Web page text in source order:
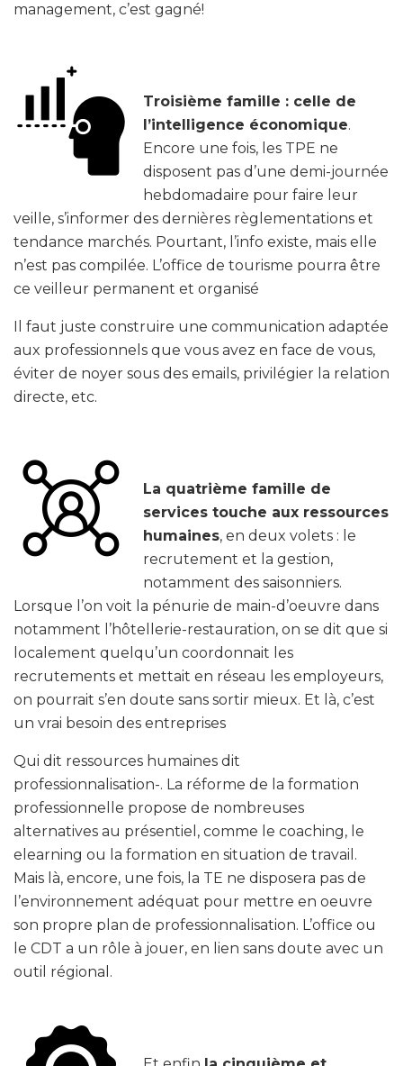
management, c’est gagné!
Troisième famille : celle de
l’intelligence économique.
Encore une fois, les TPE ne
disposent pas d’une demi-journée
hebdomadaire pour faire leur
veille, s’informer des dernières règlementations et
tendance marchés. Pourtant, l’info existe, mais elle
n’est pas compilée. L’office de tourisme pourra être
ce veilleur permanent et organisé
Il faut juste construire une communication adaptée
aux professionnels que vous avez en face de vous,
éviter de noyer sous des emails, privilégier la relation
directe, etc.
La quatrième famille de
services touche aux ressources
humaines, en deux volets : le
recrutement et la gestion,
notamment des saisonniers.
Lorsque l’on voit la pénurie de main-d’oeuvre dans
notamment l’hôtellerie-restauration, on se dit que si
localement quelqu’un coordonnait les
recrutements et mettait en réseau les employeurs,
on pourrait s’en doute sans sortir mieux. Et là, c’est
un vrai besoin des entreprises
Qui dit ressources humaines dit
professionnalisation-. La réforme de la formation
professionnelle propose de nombreuses
alternatives au présentiel, comme le coaching, le
elearning ou la formation en situation de travail.
Mais là, encore, une fois, la TE ne disposera pas de
l’environnement adéquat pour mettre en oeuvre
son propre plan de professionnalisation. L’office ou
le CDT a un rôle à jouer, en lien sans doute avec un
outil régional.